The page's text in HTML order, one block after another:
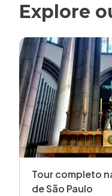
Explore
Tour completo
de São Paulo